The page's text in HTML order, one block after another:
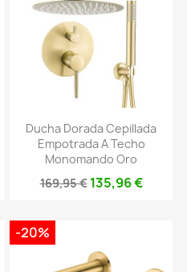
Ducha Dorada Cepillada
Empotrada A Techo
Monomando Oro
169,95 € 135,96 €
-20%